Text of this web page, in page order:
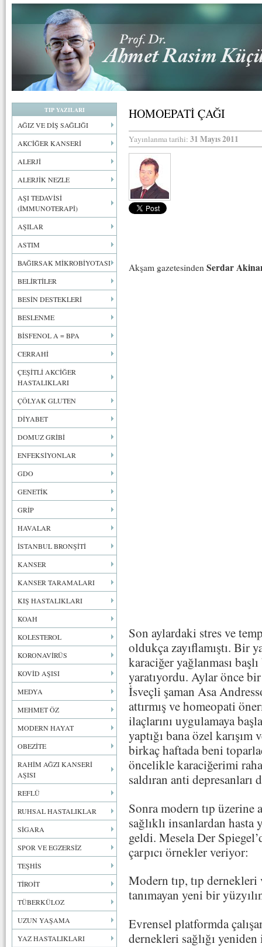
TIP YAZILARI
AĞIZ VE DİŞ SAĞLIĞI
AKCİĞER KANSERİ
ALERJİ
ALERJİK NEZLE
AŞI TEDAVİSİ
(İMMUNOTERAPİ)
AŞILAR
ASTIM
BAĞIRSAK MİKROBİYOTASI
BELİRTİLER
BESİN DESTEKLERİ
BESLENME
BİSFENOL A = BPA
CERRAHİ
ÇEŞİTLİ AKCİĞER
HASTALIKLARI
ÇÖLYAK GLUTEN
DİYABET
DOMUZ GRİBİ
ENFEKSİYONLAR
GDO
GENETİK
GRİP
HAVALAR
İSTANBUL BRONŞİTİ
KANSER
KANSER TARAMALARI
KIŞ HASTALIKLARI
KOAH
KOLESTEROL
KORONAVİRÜS
KOVİD AŞISI
MEDYA
MEHMET ÖZ
MODERN HAYAT
OBEZİTE
RAHİM AĞZI KANSERİ
AŞISI
REFLÜ
RUHSAL HASTALIKLAR
SİGARA
SPOR VE EGZERSİZ
TEŞHİS
TİROİT
TÜBERKÜLOZ
UZUN YAŞAMA
YAZ HASTALIKLARI
HOMOEPATİ ÇAĞI
Yayınlanma tarihi: 31 Mayıs 2011
Akşam gazetesinden Serdar
Son aylardaki stres ve
oldukça zayıflamıştı. Bir
karaciğer yağlanması
yaratıyordu. Aylar önce bir
İsveçli şaman Asa
attırmış ve homeopati
ilaçlarını uygulamaya
yaptığı bana özel
birkaç haftada beni
öncelikle karaciğerimi
saldıran anti depresanları
Sonra modern tıp üzerine
sağlıklı insanlardan hasta
geldi. Mesela Der
çarpıcı örnekler veriyor:
Modern tıp, tıp dernekleri
tanımayan yeni bir
Evrensel platformda
dernekleri sağlığı